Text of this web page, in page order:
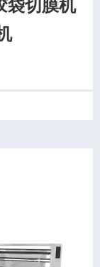
袋切膜机